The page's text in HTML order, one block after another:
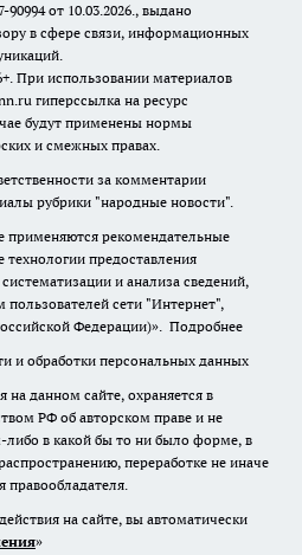
от 10.03.2026., выдано
в сфере связи, информационных
При использовании материалов
гиперссылка на ресурс
будут применены нормы
и смежных правах.
за комментарии
рубрики "народные новости".
рекомендательные
предоставления
и анализа сведений,
сети "Интернет",
Федерации)». Подробнее
и обработки персональных данных
данном сайте, охраняется в
РФ об авторском праве и не
в какой бы то ни было форме, в
переработке не иначе
правообладателя.
на сайте, вы автоматически
»